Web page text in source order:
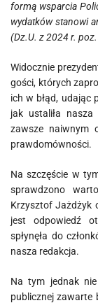
formą wsparcia
wydatków stanowi
(Dz.U. z 2024 r.
Widocznie
gości, których
ich w błąd, udając
jak ustaliła
zawsze naiwnym
prawdomówności.
Na szczęście w
sprawdzono
Krzysztof Jażdżyk
jest odpowiedź
spłynęła do
nasza redakcja.
Na tym jednak
publicznej zawarte